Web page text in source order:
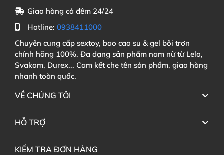
Giao hàng cả đêm 24/24
Hotline: 0938411000
Chuyên cung cấp sextoy, bao cao su & gel bôi trơn
chính hãng 100%. Đa dạng sản phẩm nam nữ từ Lelo,
Svakom, Durex... Cam kết che tên sản phẩm, giao hàng
nhanh toàn quốc.
VỀ CHÚNG TÔI
HỖ TRỢ
KIỂM TRA ĐƠN HÀNG